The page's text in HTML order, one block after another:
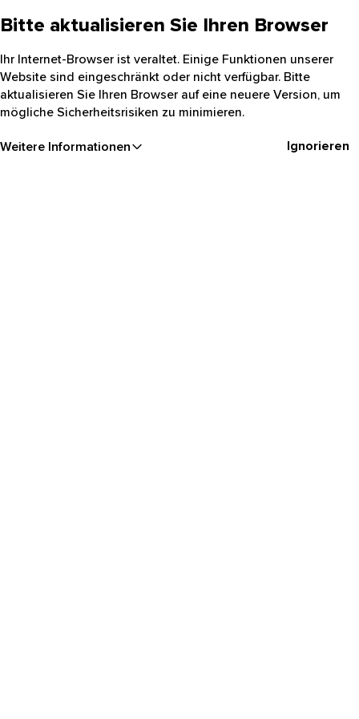
Bitte aktualisieren Sie Ihren Browser
Ihr Internet-Browser ist veraltet. Einige Funktionen unserer
Website sind eingeschränkt oder nicht verfügbar. Bitte
aktualisieren Sie Ihren Browser auf eine neuere Version, um
mögliche Sicherheitsrisiken zu minimieren.
Weitere Informationen Ignorieren